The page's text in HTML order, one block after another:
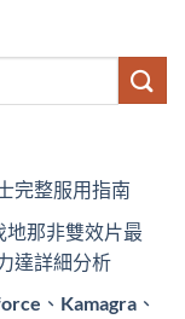
完整服用指南
那非雙效片最
達詳細分析
、Kamagra、